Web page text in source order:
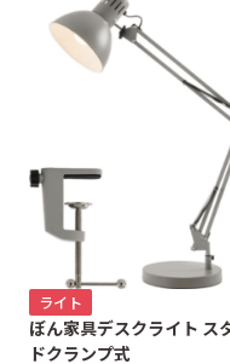
ライト
ぼん家具デスクライト ス
ドクランプ式